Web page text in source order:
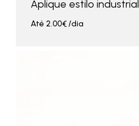
Aplique estilo industrial
Até 2.00€/dia